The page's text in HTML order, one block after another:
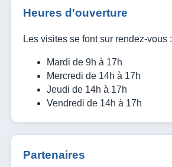
Heures d'ouverture
Les visites se font sur rendez-vous :
Mardi de 9h à 17h
Mercredi de 14h à 17h
Jeudi de 14h à 17h
Vendredi de 14h à 17h
Partenaires